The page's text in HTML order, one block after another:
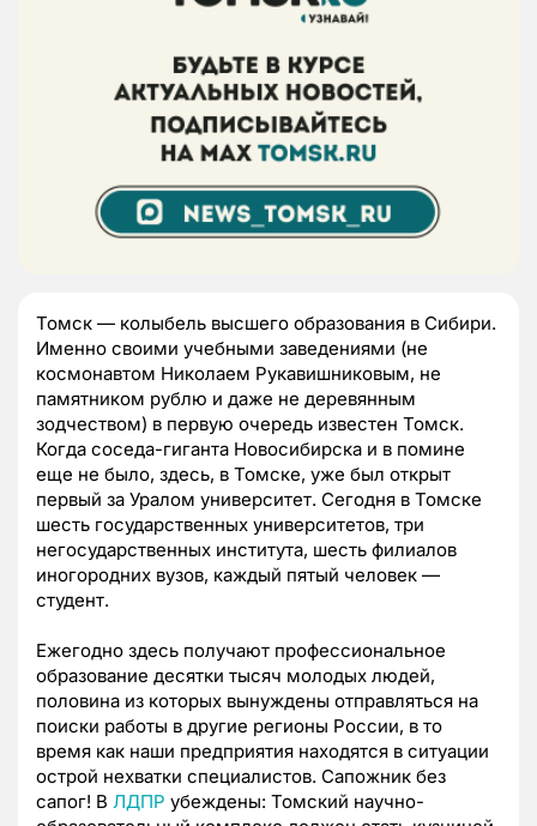
Томск — колыбель высшего образования в Сибири.
Именно своими учебными заведениями (не
космонавтом Николаем Рукавишниковым, не
памятником рублю и даже не деревянным
зодчеством) в первую очередь известен Томск.
Когда соседа-гиганта Новосибирска и в помине
еще не было, здесь, в Томске, уже был открыт
первый за Уралом университет. Сегодня в Томске
шесть государственных университетов, три
негосударственных института, шесть филиалов
иногородних вузов, каждый пятый человек —
студент.
Ежегодно здесь получают профессиональное
образование десятки тысяч молодых людей,
половина из которых вынуждены отправляться на
поиски работы в другие регионы России, в то
время как наши предприятия находятся в ситуации
острой нехватки специалистов. Сапожник без
сапог! В ЛДПР убеждены: Томский научно-